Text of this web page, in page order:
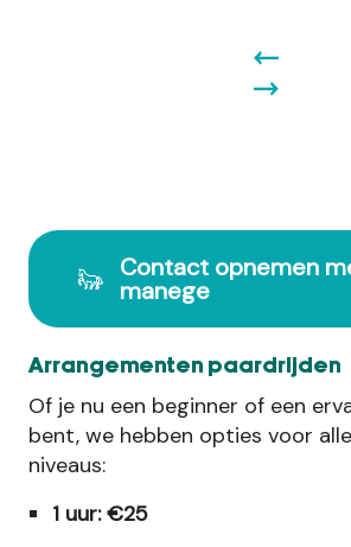
Contact opnemen
manege
Arrangementen paardrijden
Of je nu een beginner of een
bent, we hebben opties voor
niveaus:
1 uur: €25